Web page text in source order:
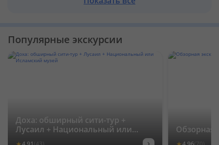
Популярные экскурсии
Доха: обширный сити-тур +
Лусаил + Национальный или
Обзорная